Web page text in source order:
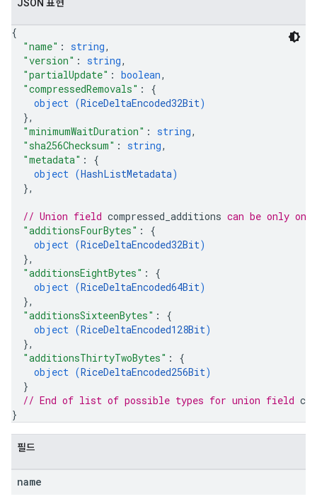
JSON 표현
{
"name" : string,
"version" : string,
"partialUpdate" : boolean,
"compressedRemovals" : {
object (RiceDeltaEncoded32Bit)
},
"minimumWaitDuration" : string,
"sha256Checksum" : string,
"metadata" : {
object (HashListMetadata)
},
// Union field compressed_additions can be only
"additionsFourBytes" : {
object (RiceDeltaEncoded32Bit)
},
"additionsEightBytes" : {
object (RiceDeltaEncoded64Bit)
},
"additionsSixteenBytes" : {
object (RiceDeltaEncoded128Bit)
},
"additionsThirtyTwoBytes" : {
object (RiceDeltaEncoded256Bit)
}
// End of list of possible types for union field
}
필드
name